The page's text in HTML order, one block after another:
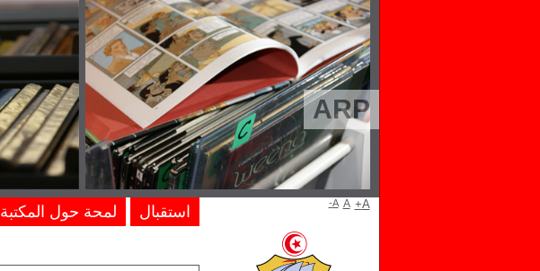
ARP
استقبال لمحة حول المكتبة A- A A+